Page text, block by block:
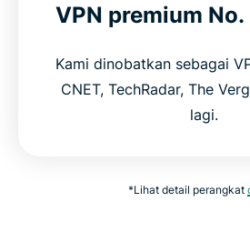
VPN premium No.
Kami dinobatkan sebagai
CNET, TechRadar, The
lagi.
*Lihat detail perangkat